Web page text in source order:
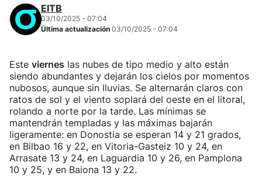
EITB
03/10/2025 - 07:04
Última actualización 03/10/2025 - 07:04
Este viernes las nubes de tipo medio y alto están
siendo abundantes y dejarán los cielos por momentos
nubosos, aunque sin lluvias. Se alternarán claros con
ratos de sol y el viento soplará del oeste en el litoral,
rolando a norte por la tarde. Las mínimas se
mantendrán templadas y las máximas bajarán
ligeramente: en Donostia se esperan 14 y 21 grados,
en Bilbao 16 y 22, en Vitoria-Gasteiz 10 y 24, en
Arrasate 13 y 24, en Laguardia 10 y 26, en Pamplona
10 y 25, y en Baiona 13 y 22.